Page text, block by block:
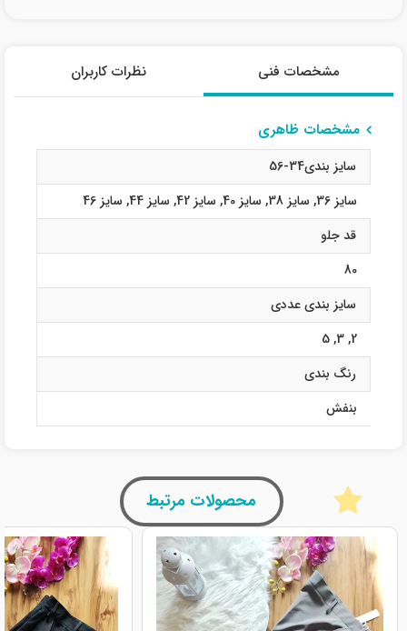
مشخصات فنی نظرات کاربران
مشخصات ظاهری
سایز بندی34-56
سایز 36
, سایز 38 , سایز 40 , سایز 42 , سایز 44 , سایز 46
قد جلو
80
سایز بندی عددی
2
,
3
,
5
رنگ بندی
بنفش
محصولات مرتبط